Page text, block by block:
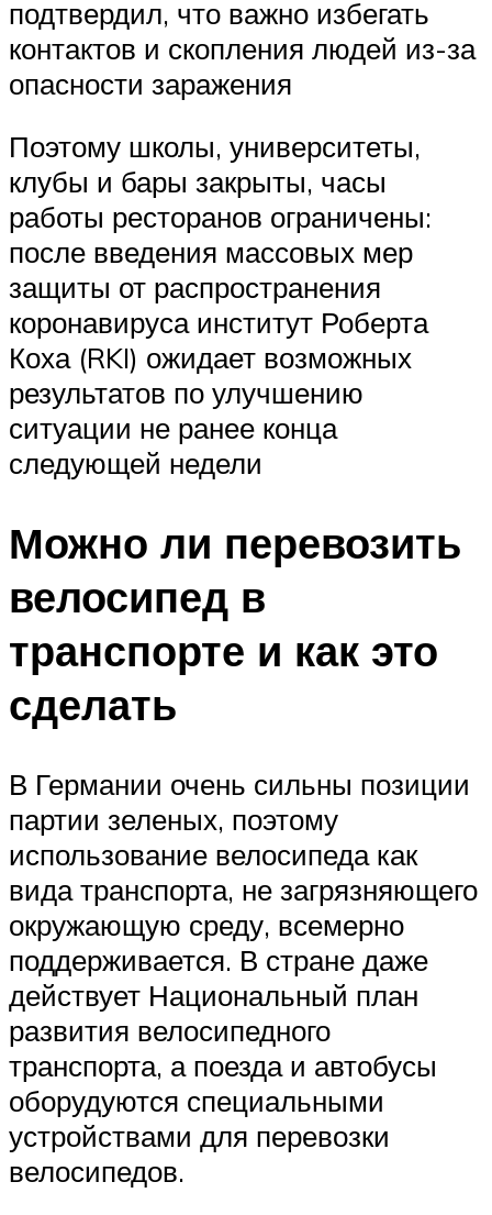
подтвердил, что важно избегать
контактов и скопления людей из-за
опасности заражения
Поэтому школы, университеты,
клубы и бары закрыты, часы
работы ресторанов ограничены:
после введения массовых мер
защиты от распространения
коронавируса институт Роберта
Коха (RKI) ожидает возможных
результатов по улучшению
ситуации не ранее конца
следующей недели
Можно ли перевозить
велосипед в
транспорте и как это
сделать
В Германии очень сильны позиции
партии зеленых, поэтому
использование велосипеда как
вида транспорта, не загрязняющего
окружающую среду, всемерно
поддерживается. В стране даже
действует Национальный план
развития велосипедного
транспорта, а поезда и автобусы
оборудуются специальными
устройствами для перевозки
велосипедов.